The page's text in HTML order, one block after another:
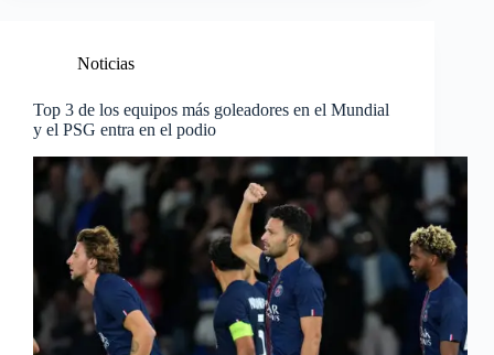
Noticias
Top 3 de los equipos más goleadores en el Mundial
y el PSG entra en el podio